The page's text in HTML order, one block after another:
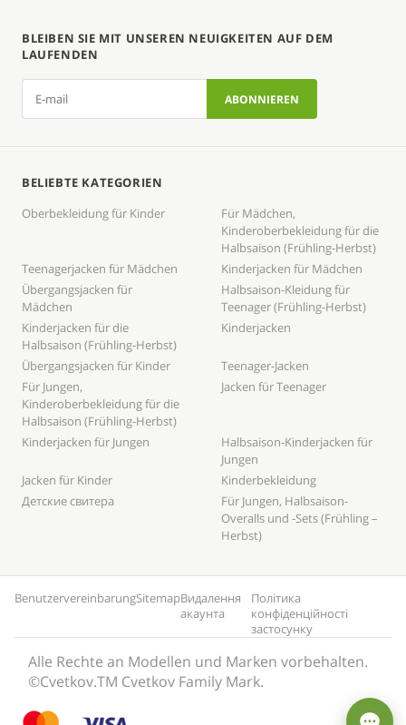
BLEIBEN SIE MIT UNSEREN NEUIGKEITEN AUF DEM
LAUFENDEN
BELIEBTE KATEGORIEN
Oberbekleidung für Kinder
Für Mädchen,
Kinderoberbekleidung für die
Halbsaison (Frühling-Herbst)
Teenagerjacken für Mädchen
Kinderjacken für Mädchen
Übergangsjacken für
Mädchen
Halbsaison-Kleidung für
Teenager (Frühling-Herbst)
Kinderjacken für die
Halbsaison (Frühling-Herbst)
Kinderjacken
Übergangsjacken für Kinder
Teenager-Jacken
Für Jungen,
Kinderoberbekleidung für die
Halbsaison (Frühling-Herbst)
Jacken für Teenager
Kinderjacken für Jungen
Halbsaison-Kinderjacken für
Jungen
Jacken für Kinder
Kinderbekleidung
Детские свитера
Für Jungen, Halbsaison-
Overalls und -Sets (Frühling –
Herbst)
BenutzervereinbarungSitemapВидалення
акаунта
Політика
конфіденційності
застосунку
Alle Rechte an Modellen und Marken vorbehalten.
©Cvetkov.TM Cvetkov Family Mark.